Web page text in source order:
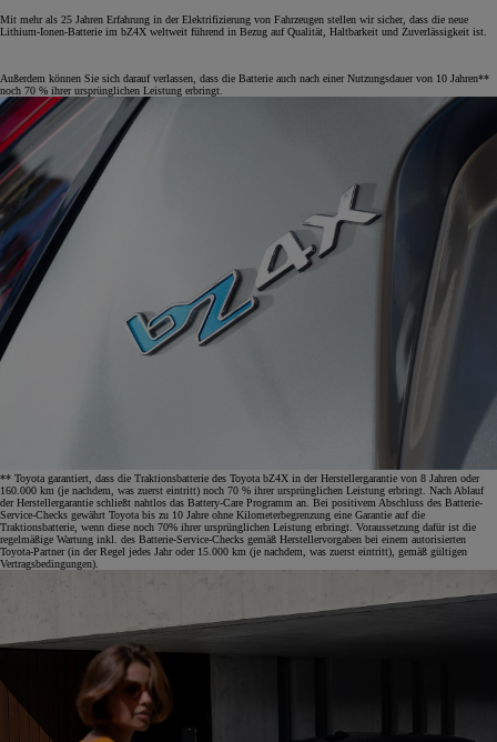
Mit mehr als 25 Jahren Erfahrung in der Elektrifizierung von Fahrzeugen stellen wir sicher, dass die neue
Lithium-Ionen-Batterie im bZ4X weltweit führend in Bezug auf Qualität, Haltbarkeit und Zuverlässigkeit ist.
Außerdem können Sie sich darauf verlassen, dass die Batterie auch nach einer Nutzungsdauer von 10 Jahren**
noch 70 % ihrer ursprünglichen Leistung erbringt.
** Toyota garantiert, dass die Traktionsbatterie des Toyota bZ4X in der Herstellergarantie von 8 Jahren oder
160.000 km (je nachdem, was zuerst eintritt) noch 70 % ihrer ursprünglichen Leistung erbringt. Nach Ablauf
der Herstellergarantie schließt nahtlos das Battery-Care Programm an. Bei positivem Abschluss des Batterie-
Service-Checks gewährt Toyota bis zu 10 Jahre ohne Kilometerbegrenzung eine Garantie auf die
Traktionsbatterie, wenn diese noch 70% ihrer ursprünglichen Leistung erbringt. Voraussetzung dafür ist die
regelmäßige Wartung inkl. des Batterie-Service-Checks gemäß Herstellervorgaben bei einem autorisierten
Toyota-Partner (in der Regel jedes Jahr oder 15.000 km (je nachdem, was zuerst eintritt), gemäß gültigen
Vertragsbedingungen).